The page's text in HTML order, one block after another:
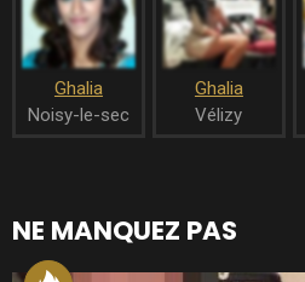
Ghalia
Noisy-le-sec
Ghalia
Vélizy
NE MANQUEZ PAS